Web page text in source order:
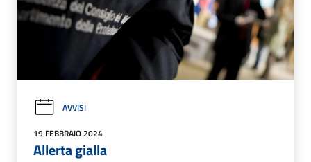
AVVISI
19 FEBBRAIO 2024
Allerta gialla